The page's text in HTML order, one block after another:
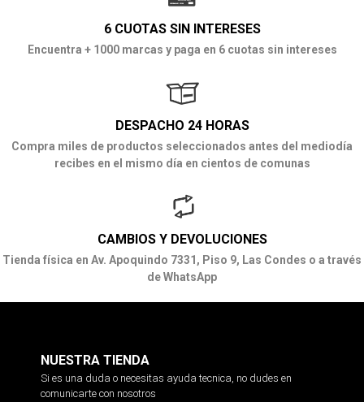
6 CUOTAS SIN INTERESES
Encuentra + 1000 marcas y paga en 6 cuotas sin intereses
DESPACHO 24 HORAS
Compra miles de productos seleccionados antes del mediodía
recibes en el mismo día en cientos de comunas
CAMBIOS Y DEVOLUCIONES
Tienda física en Av. Apoquindo 7331, Piso 9, Las Condes o a través
de WhatsApp
NUESTRA TIENDA
Si es una duda o necesitas ayuda tecnica, no dudes en
comunicarte con nosotros